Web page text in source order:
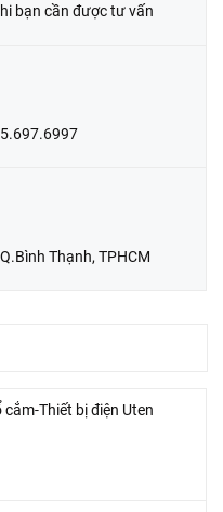
bạn cần được tư vấn
Thạnh, TPHCM
Thiết bị điện Uten